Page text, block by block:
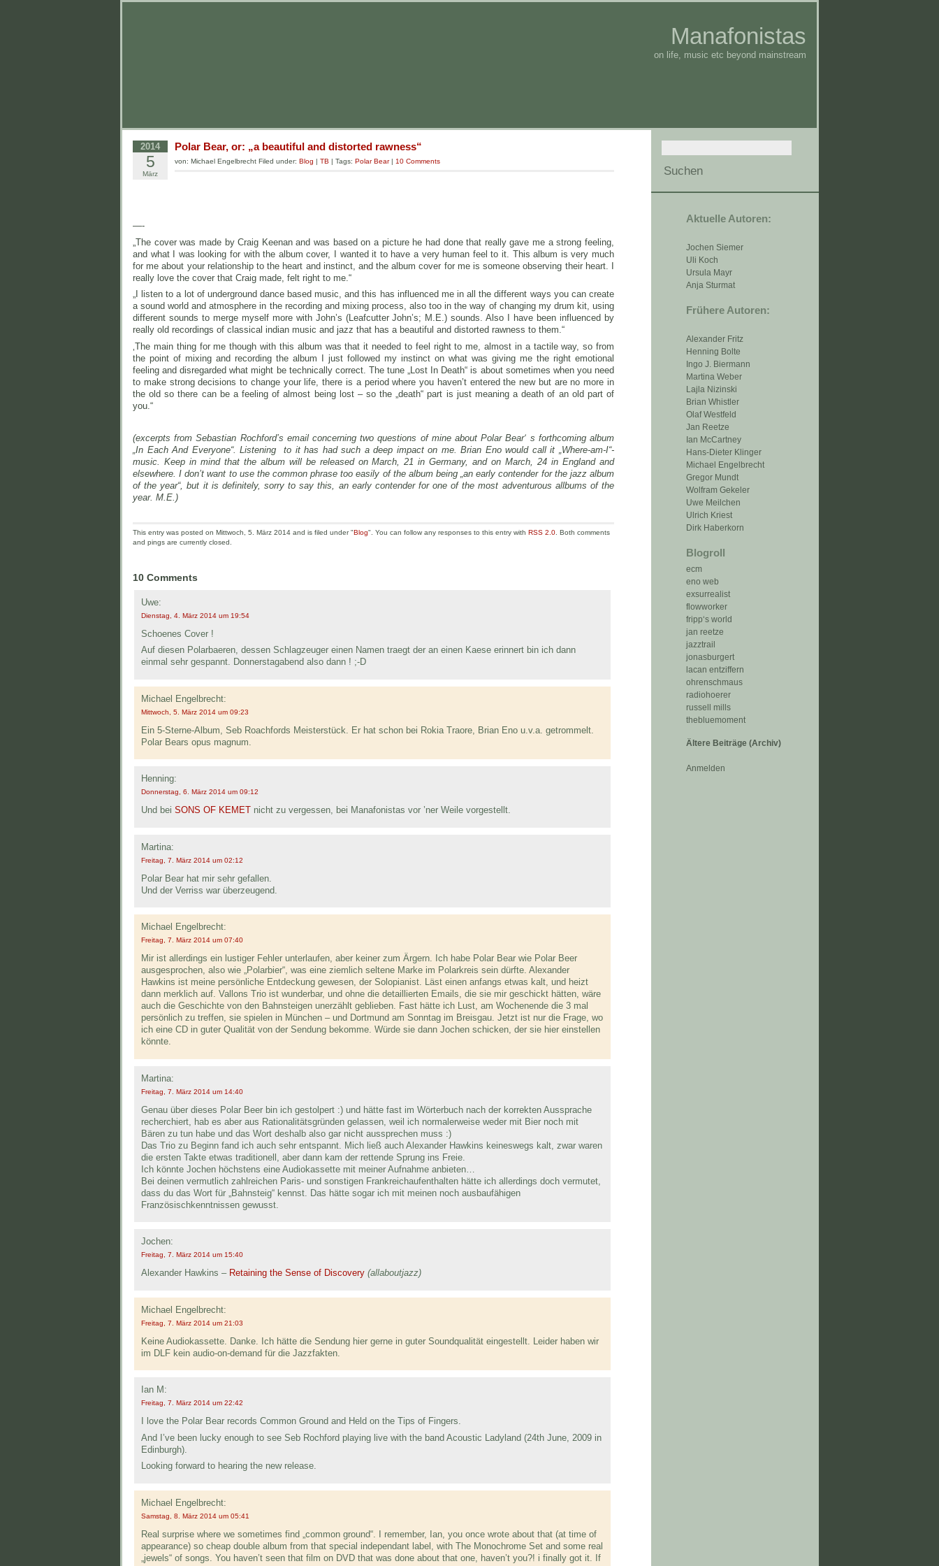
Manafonistas
on life, music etc beyond mainstream
Aktuelle Autoren:
Jochen Siemer
Uli Koch
Ursula Mayr
Anja Sturmat
Frühere Autoren:
Alexander Fritz
Henning Bolte
Ingo J. Biermann
Martina Weber
Lajla Nizinski
Brian Whistler
Olaf Westfeld
Jan Reetze
Ian McCartney
Hans-Dieter Klinger
Michael Engelbrecht
Gregor Mundt
Wolfram Gekeler
Uwe Meilchen
Ulrich Kriest
Dirk Haberkorn
Blogroll
ecm
eno web
exsurrealist
flowworker
fripp‘s world
jan reetze
jazztrail
jonasburgert
lacan entziffern
ohrenschmaus
radiohoerer
russell mills
thebluemoment
Ältere Beiträge (Archiv)
Anmelden
2014
5
März
Polar Bear, or: „a beautiful and distorted rawness“
von: Michael Engelbrecht Filed under: Blog | TB | Tags: Polar Bear| 10 Comments
—-
„The cover was made by Craig Keenan and was based on a picture he had done that really gave me a strong feeling,
and what I was looking for with the album cover, I wanted it to have a very human feel to it. This album is very much
for me about your relationship to the heart and instinct, and the album cover for me is someone observing their heart. I
really love the cover that Craig made, felt right to me.“
„I listen to a lot of underground dance based music, and this has influenced me in all the different ways you can create
a sound world and atmosphere in the recording and mixing process, also too in the way of changing my drum kit, using
different sounds to merge myself more with John’s (Leafcutter John’s; M.E.) sounds. Also I have been influenced by
really old recordings of classical indian music and jazz that has a beautiful and distorted rawness to them.“
‚The main thing for me though with this album was that it needed to feel right to me, almost in a tactile way, so from
the point of mixing and recording the album I just followed my instinct on what was giving me the right emotional
feeling and disregarded what might be technically correct. The tune „Lost In Death“ is about sometimes when you need
to make strong decisions to change your life, there is a period where you haven’t entered the new but are no more in
the old so there can be a feeling of almost being lost – so the „death“ part is just meaning a death of an old part of
you.“
(excerpts from Sebastian Rochford’s email concerning two questions of mine about Polar Bear‘ s forthcoming album
„In Each And Everyone“. Listening to it has had such a deep impact on me. Brian Eno would call it „Where-am-I“-
music. Keep in mind that the album will be released on March, 21 in Germany, and on March, 24 in England and
elsewhere. I don’t want to use the common phrase too easily of the album being „an early contender for the jazz album
of the year“, but it is definitely, sorry to say this, an early contender for one of the most adventurous allbums of the
year. M.E.)
This entry was posted on Mittwoch, 5. März 2014 and is filed under "Blog". You can follow any responses to this entry with RSS 2.0 . Both comments
and pings are currently closed.
10 Comments
Uwe:
Dienstag, 4. März 2014 um 19:54
Schoenes Cover !
Auf diesen Polarbaeren, dessen Schlagzeuger einen Namen traegt der an einen Kaese erinnert bin ich dann
einmal sehr gespannt. Donnerstagabend also dann ! ;-D
Michael Engelbrecht:
Mittwoch, 5. März 2014 um 09:23
Ein 5-Sterne-Album, Seb Roachfords Meisterstück. Er hat schon bei Rokia Traore, Brian Eno u.v.a. getrommelt.
Polar Bears opus magnum.
Henning:
Donnerstag, 6. März 2014 um 09:12
Und bei SONS OF KEMET nicht zu vergessen, bei Manafonistas vor ’ner Weile vorgestellt.
Martina:
Freitag, 7. März 2014 um 02:12
Polar Bear hat mir sehr gefallen.
Und der Verriss war überzeugend.
Michael Engelbrecht:
Freitag, 7. März 2014 um 07:40
Mir ist allerdings ein lustiger Fehler unterlaufen, aber keiner zum Ärgern. Ich habe Polar Bear wie Polar Beer
ausgesprochen, also wie „Polarbier“, was eine ziemlich seltene Marke im Polarkreis sein dürfte. Alexander
Hawkins ist meine persönliche Entdeckung gewesen, der Solopianist. Läst einen anfangs etwas kalt, und heizt
dann merklich auf. Vallons Trio ist wunderbar, und ohne die detaillierten Emails, die sie mir geschickt hätten, wäre
auch die Geschichte von den Bahnsteigen unerzählt geblieben. Fast hätte ich Lust, am Wochenende die 3 mal
persönlich zu treffen, sie spielen in München – und Dortmund am Sonntag im Breisgau. Jetzt ist nur die Frage, wo
ich eine CD in guter Qualität von der Sendung bekomme. Würde sie dann Jochen schicken, der sie hier einstellen
könnte.
Martina:
Freitag, 7. März 2014 um 14:40
Genau über dieses Polar Beer bin ich gestolpert :) und hätte fast im Wörterbuch nach der korrekten Aussprache
recherchiert, hab es aber aus Rationalitätsgründen gelassen, weil ich normalerweise weder mit Bier noch mit
Bären zu tun habe und das Wort deshalb also gar nicht aussprechen muss :)
Das Trio zu Beginn fand ich auch sehr entspannt. Mich ließ auch Alexander Hawkins keineswegs kalt, zwar waren
die ersten Takte etwas traditionell, aber dann kam der rettende Sprung ins Freie.
Ich könnte Jochen höchstens eine Audiokassette mit meiner Aufnahme anbieten…
Bei deinen vermutlich zahlreichen Paris- und sonstigen Frankreichaufenthalten hätte ich allerdings doch vermutet,
dass du das Wort für „Bahnsteig“ kennst. Das hätte sogar ich mit meinen noch ausbaufähigen
Französischkenntnissen gewusst.
Jochen:
Freitag, 7. März 2014 um 15:40
Alexander Hawkins – Retaining the Sense of Discovery (allaboutjazz)
Michael Engelbrecht:
Freitag, 7. März 2014 um 21:03
Keine Audiokassette. Danke. Ich hätte die Sendung hier gerne in guter Soundqualität eingestellt. Leider haben wir
im DLF kein audio-on-demand für die Jazzfakten.
Ian M:
Freitag, 7. März 2014 um 22:42
I love the Polar Bear records Common Ground and Held on the Tips of Fingers.
And I’ve been lucky enough to see Seb Rochford playing live with the band Acoustic Ladyland (24th June, 2009 in
Edinburgh).
Looking forward to hearing the new release.
Michael Engelbrecht:
Samstag, 8. März 2014 um 05:41
Real surprise where we sometimes find „common ground“. I remember, Ian, you once wrote about that (at time of
appearance) so cheap double album from that special independant label, with The Monochrome Set and some real
„jewels“ of songs. You haven’t seen that film on DVD that was done about that one, haven’t you?! i finally got it. If